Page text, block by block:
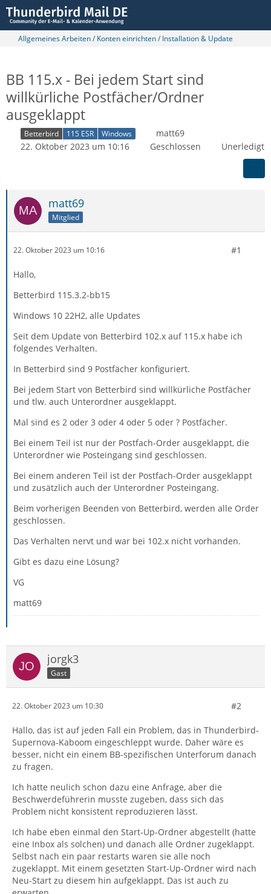
Allgemeines Arbeiten / Konten einrichten / Installation & Update
BB 115.x - Bei jedem Start sind
willkürliche Postfächer/Ordner
ausgeklappt
Betterbird 115 ESR Windows
matt69
22. Oktober 2023 um 10:16
Geschlossen Unerledigt
matt69
Mitglied
22. Oktober 2023 um 10:16 #1
Hallo,
Betterbird 115.3.2-bb15
Windows 10 22H2, alle Updates
Seit dem Update von Betterbird 102.x auf 115.x habe ich
folgendes Verhalten.
In Betterbird sind 9 Postfächer konfiguriert.
Bei jedem Start von Betterbird sind willkürliche Postfächer
und tlw. auch Unterordner ausgeklappt.
Mal sind es 2 oder 3 oder 4 oder 5 oder ? Postfächer.
Bei einem Teil ist nur der Postfach-Order ausgeklappt, die
Unterordner wie Posteingang sind geschlossen.
Bei einem anderen Teil ist der Postfach-Order ausgeklappt
und zusätzlich auch der Unterordner Posteingang.
Beim vorherigen Beenden von Betterbird, werden alle Order
geschlossen.
Das Verhalten nervt und war bei 102.x nicht vorhanden.
Gibt es dazu eine Lösung?
VG
matt69
jorgk3
Gast
22. Oktober 2023 um 10:30 #2
Hallo, das ist auf jeden Fall ein Problem, das in Thunderbird-
Supernova-Kaboom eingeschleppt wurde. Daher wäre es
besser, nicht ein einem BB-spezifischen Unterforum danach
zu fragen.
Ich hatte neulich schon dazu eine Anfrage, aber die
Beschwerdeführerin musste zugeben, dass sich das
Problem nicht konsistent reproduzieren lässt.
Ich habe eben einmal den Start-Up-Ordner abgestellt (hatte
eine Inbox als solchen) und danach alle Ordner zugeklappt.
Selbst nach ein paar restarts waren sie alle noch
zugeklappt. Mit einem gesetzten Start-Up-Ordner wird nach
Neu-Start zu diesem hin aufgeklappt. Das ist auch zu